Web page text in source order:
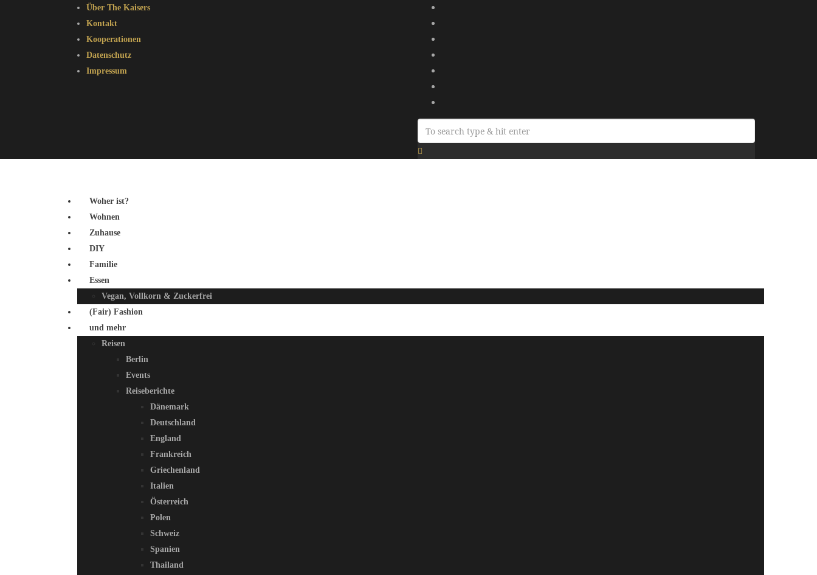
Über The Kaisers
Kontakt
Kooperationen
Datenschutz
Impressum
Woher ist?
Wohnen
Zuhause
DIY
Familie
Essen
Vegan, Vollkorn & Zuckerfrei
(Fair) Fashion
und mehr
Reisen
Berlin
Events
Reiseberichte
Dänemark
Deutschland
England
Frankreich
Griechenland
Italien
Österreich
Polen
Schweiz
Spanien
Thailand